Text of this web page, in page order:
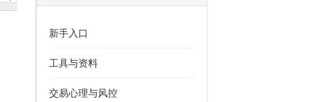
新手入口
工具与资料
交易心理与风控